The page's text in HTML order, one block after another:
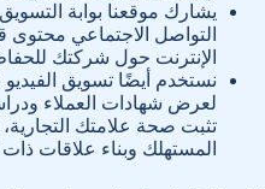
يشارك موقعنا بوابة
التواصل الاجتماعي
الإنترنت حول شركتك
نستخدم أيضًا تسويق
لعرض شهادات العملاء
تثبت صحة علامتك
المستهلك وبناء علاقات